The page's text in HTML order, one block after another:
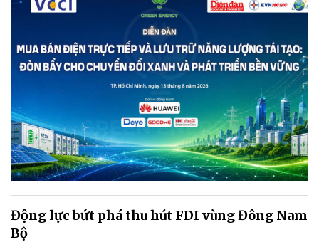
Động lực bứt phá thu hút FDI vùng Đông Nam
Bộ